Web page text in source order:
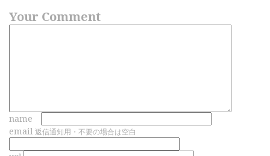
Your Comment
name
email 返信通知用・不要の場合は空白